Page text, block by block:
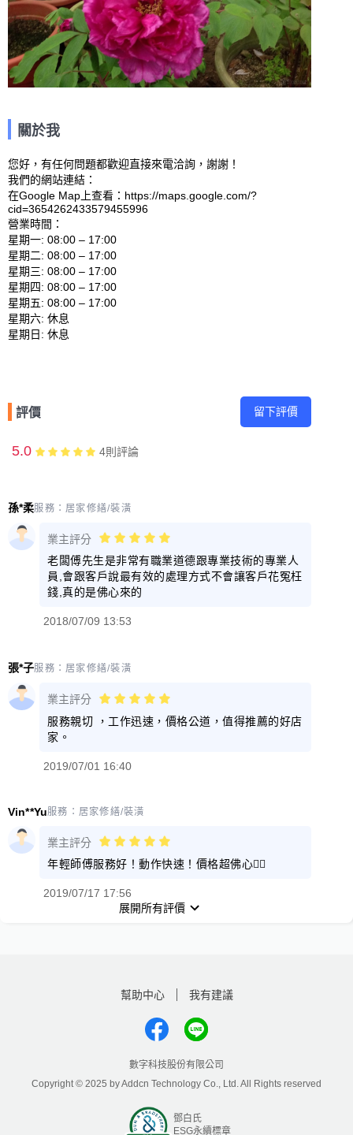
關於我
您好，有任何問題都歡迎直接來電洽詢，謝謝！
我們的網站連結：
在Google Map上查看：https://maps.google.com/?
cid=3654262433579455996
營業時間：
星期一: 08:00 – 17:00
星期二: 08:00 – 17:00
星期三: 08:00 – 17:00
星期四: 08:00 – 17:00
星期五: 08:00 – 17:00
星期六: 休息
評價 留下評價
5.0 4則評論
孫*柔服務： 居家修繕/裝潢
業主評分
老闆傅先生是非常有職業道德跟專業技術的專業人
員,會跟客戶說最有效的處理方式不會讓客戶花冤枉
錢,真的是佛心來的
2018/07/09 13:53
張*子服務： 居家修繕/裝潢
業主評分
服務親切 ，工作迅速，價格公道，值得推薦的好店
家。
2019/07/01 16:40
Vin**Yu服務： 居家修繕/裝潢
業主評分
年輕師傅服務好！動作快速！價格超佛心👍🏽
2019/07/17 17:56
展開所有評價
幫助中心 我有建議
數字科技股份有限公司
Copyright © 2025 by Addcn Technology Co., Ltd. All Rights reserved
鄧白氏
ESG永續標章